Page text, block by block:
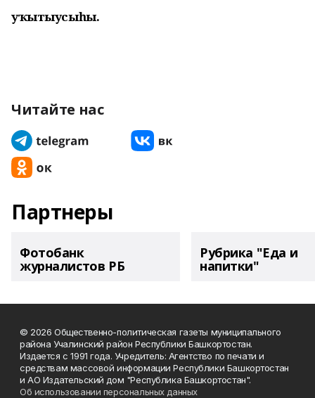
уҡытыусыһы.
Читайте нас
Партнеры
Фотобанк
журналистов РБ
Рубрика "Еда и
напитки"
© 2026 Общественно-политическая газеты муниципального
района Учалинский район Республики Башкортостан.
Издается с 1991 года. Учредитель: Агентство по печати и
средствам массовой информации Республики Башкортостан
и АО Издательский дом "Республика Башкортостан".
Об использовании персональных данных